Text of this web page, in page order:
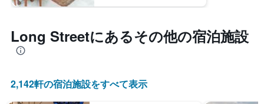
Long Street​にあるその他の宿泊施設
2,142​軒の宿泊施設をすべて表示